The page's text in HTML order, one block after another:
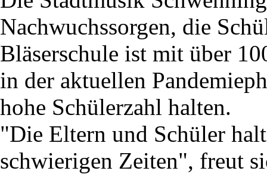
Nachwuchssorgen, die
Bläserschule ist mit über
in der aktuellen
hohe Schülerzahl halten.
"Die Eltern und Schüler
schwierigen Zeiten", freut